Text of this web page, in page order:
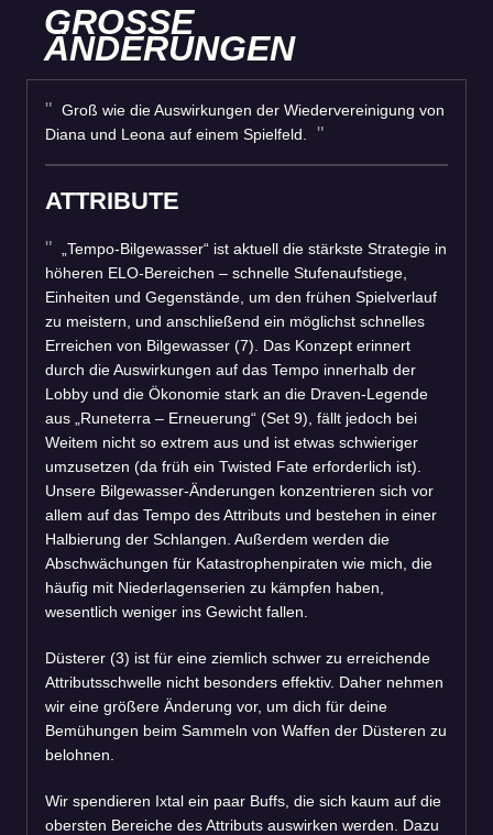
GROSSE
ÄNDERUNGEN
Groß wie die Auswirkungen der Wiedervereinigung von
Diana und Leona auf einem Spielfeld.
ATTRIBUTE
„Tempo-Bilgewasser“ ist aktuell die stärkste Strategie in
höheren ELO-Bereichen – schnelle Stufenaufstiege,
Einheiten und Gegenstände, um den frühen Spielverlauf
zu meistern, und anschließend ein möglichst schnelles
Erreichen von Bilgewasser (7). Das Konzept erinnert
durch die Auswirkungen auf das Tempo innerhalb der
Lobby und die Ökonomie stark an die Draven-Legende
aus „Runeterra – Erneuerung“ (Set 9), fällt jedoch bei
Weitem nicht so extrem aus und ist etwas schwieriger
umzusetzen (da früh ein Twisted Fate erforderlich ist).
Unsere Bilgewasser-Änderungen konzentrieren sich vor
allem auf das Tempo des Attributs und bestehen in einer
Halbierung der Schlangen. Außerdem werden die
Abschwächungen für Katastrophenpiraten wie mich, die
häufig mit Niederlagenserien zu kämpfen haben,
wesentlich weniger ins Gewicht fallen.
Düsterer (3) ist für eine ziemlich schwer zu erreichende
Attributsschwelle nicht besonders effektiv. Daher nehmen
wir eine größere Änderung vor, um dich für deine
Bemühungen beim Sammeln von Waffen der Düsteren zu
belohnen.
Wir spendieren Ixtal ein paar Buffs, die sich kaum auf die
obersten Bereiche des Attributs auswirken werden. Dazu